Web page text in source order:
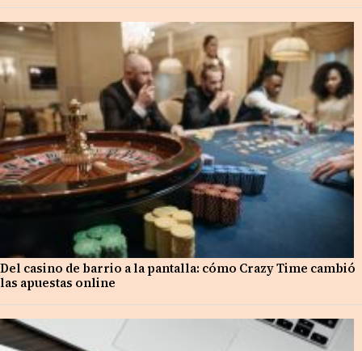
Del casino de barrio a la pantalla: cómo Crazy Time cambió
las apuestas online